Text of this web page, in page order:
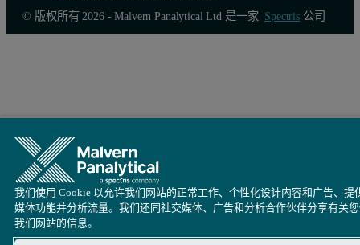
© 版权所有 2026 - Malvern Panalytical Ltd 是一家 Spectris公司
我们使用 Cookie 以允许我们网站的正常工作、个性化设计内容和广告、提
媒体功能并分析流量。我们还同社交媒体、广告和分析合作伙伴分享有关
我们网站的信息。